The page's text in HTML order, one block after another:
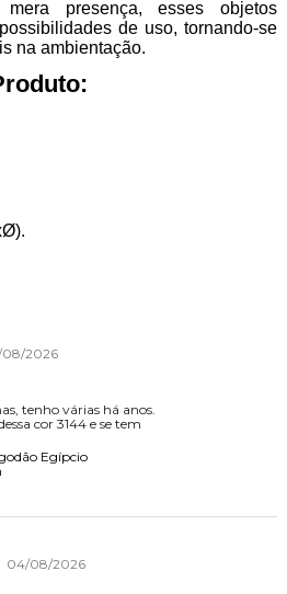
presença, esses objetos
de uso, tornando-se
na ambientação.
08/2026
tenho várias há anos.
cor 3144 e se tem
Egípcio
04/08/2026